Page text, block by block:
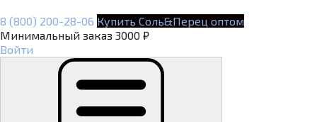
8 (800) 200-28-06 Купить Соль&Перец оптом
Минимальный заказ 3000 ₽
Войти